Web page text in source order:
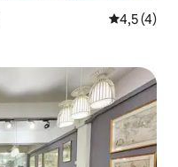
Vidutinis
4,5 (4)